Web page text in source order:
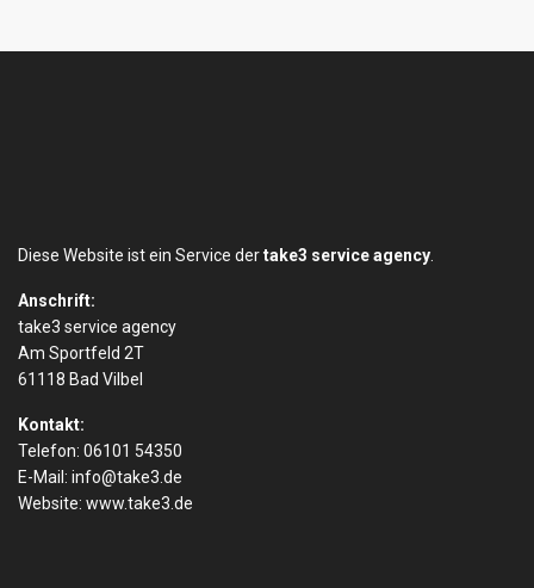
Diese Website ist ein Service dertake3 service agency
Anschrift:
take3 service agency
Am Sportfeld 2T
61118 Bad Vilbel
Kontakt:
Telefon: 06101 54350
E-Mail: info@take3.de
Website: www.take3.de